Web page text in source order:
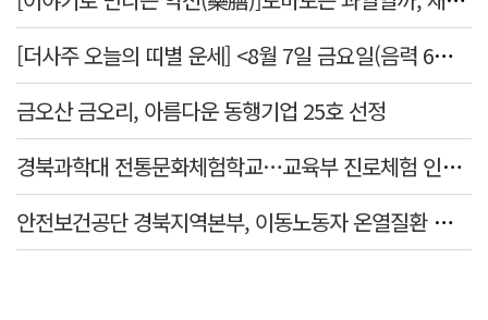
[더사주 오늘의 띠별 운세] <8월 7일 금요일(음력 6월25일)>
금오산 금오리, 아름다운 동행기업 25호 선정
경북과학대 전통문화체험학교…교육부 진로체험 인증기관 선정
안전보건공단 경북지역본부, 이동노동자 온열질환 예방 캠페인